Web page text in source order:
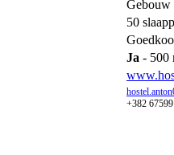
50
Ja - 500
+382